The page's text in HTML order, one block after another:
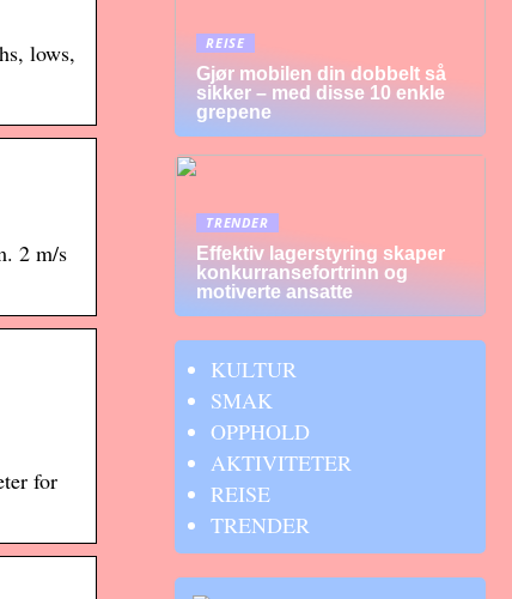
lows,
2 m/s
for
REISE
Gjør mobilen din dobbelt så
sikker – med disse 10 enkle
grepene
TRENDER
Effektiv lagerstyring skaper
konkurransefortrinn og
motiverte ansatte
KULTUR
SMAK
OPPHOLD
AKTIVITETER
REISE
TRENDER